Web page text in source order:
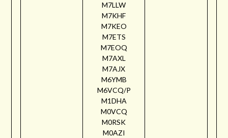
M7LLW
M7KHF
M7KEO
M7ETS
M7EOQ
M7AXL
M7AJX
M6YMB
M6VCQ/P
M1DHA
M0VCQ
M0RSK
M0AZI